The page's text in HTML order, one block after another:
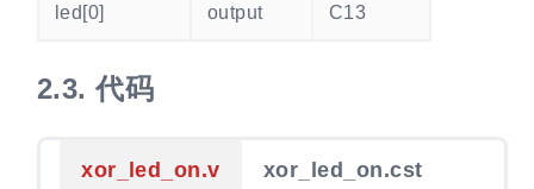
led[0] output C13
2.3.代码
xor_led_on.v xor_led_on.cst